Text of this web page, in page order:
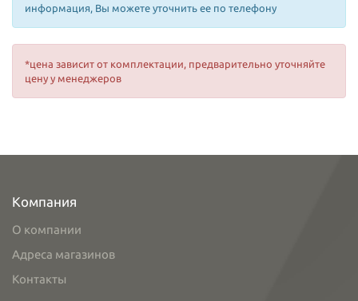
информация, Вы можете уточнить ее по телефону
*цена зависит от комплектации, предварительно уточняйте
цену у менеджеров
Компания
О компании
Адреса магазинов
Контакты